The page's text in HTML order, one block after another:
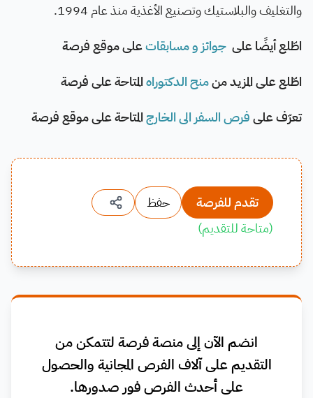
والتغليف والبلاستيك وتصنيع الأغذية منذ عام 1994.
اطّلع أيضًا على جوائز و مسابقاتعلى موقع فرصة
اطّلع على المزيد منمنح الدكتوراهالمتاحة على فرصة
تعرّف علىفرص السفر الى الخارجالمتاحة على موقع فرصة
تقدم للفرصة
حفظ
(متاحة للتقديم)
انضم الآن إلى منصة فرصة لتتمكن من
التقديم على آلاف الفرص المجانية والحصول
على أحدث الفرص فور صدورها.